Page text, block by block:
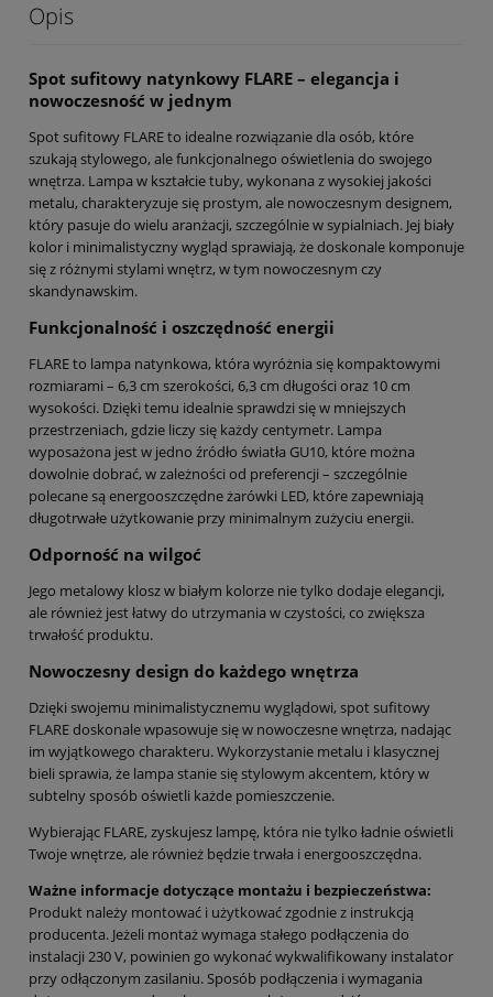
Opis
Spot sufitowy natynkowy FLARE – elegancja i
nowoczesność w jednym
Spot sufitowy FLARE to idealne rozwiązanie dla osób, które
szukają stylowego, ale funkcjonalnego oświetlenia do swojego
wnętrza. Lampa w kształcie tuby, wykonana z wysokiej jakości
metalu, charakteryzuje się prostym, ale nowoczesnym designem,
który pasuje do wielu aranżacji, szczególnie w sypialniach. Jej biały
kolor i minimalistyczny wygląd sprawiają, że doskonale komponuje
się z różnymi stylami wnętrz, w tym nowoczesnym czy
skandynawskim.
Funkcjonalność i oszczędność energii
FLARE to lampa natynkowa, która wyróżnia się kompaktowymi
rozmiarami – 6,3 cm szerokości, 6,3 cm długości oraz 10 cm
wysokości. Dzięki temu idealnie sprawdzi się w mniejszych
przestrzeniach, gdzie liczy się każdy centymetr. Lampa
wyposażona jest w jedno źródło światła GU10, które można
dowolnie dobrać, w zależności od preferencji – szczególnie
polecane są energooszczędne żarówki LED, które zapewniają
długotrwałe użytkowanie przy minimalnym zużyciu energii.
Odporność na wilgoć
Jego metalowy klosz w białym kolorze nie tylko dodaje elegancji,
ale również jest łatwy do utrzymania w czystości, co zwiększa
trwałość produktu.
Nowoczesny design do każdego wnętrza
Dzięki swojemu minimalistycznemu wyglądowi, spot sufitowy
FLARE doskonale wpasowuje się w nowoczesne wnętrza, nadając
im wyjątkowego charakteru. Wykorzystanie metalu i klasycznej
bieli sprawia, że lampa stanie się stylowym akcentem, który w
subtelny sposób oświetli każde pomieszczenie.
Wybierając FLARE, zyskujesz lampę, która nie tylko ładnie oświetli
Twoje wnętrze, ale również będzie trwała i energooszczędna.
Ważne informacje dotyczące montażu i bezpieczeństwa:
Produkt należy montować i użytkować zgodnie z instrukcją
producenta. Jeżeli montaż wymaga stałego podłączenia do
instalacji 230 V, powinien go wykonać wykwalifikowany instalator
przy odłączonym zasilaniu. Sposób podłączenia i wymagania